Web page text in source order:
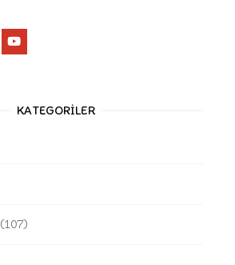
KATEGORILER
(107)